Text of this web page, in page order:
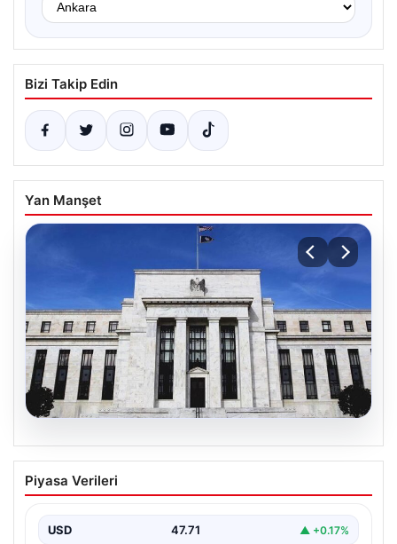
Bizi Takip Edin
Yan Manşet
06.08.2026
Fed faizi sabit tuttu
Piyasa Verileri
USD 47.71 ▲ +0.17%